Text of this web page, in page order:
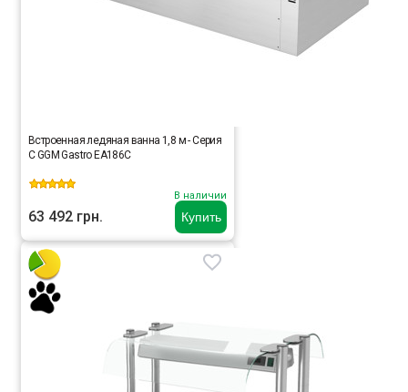
Купить
Встроенная ледяная ванна 1,8 м - Серия
C GGM Gastro EA186C
В наличии
63 492 грн.